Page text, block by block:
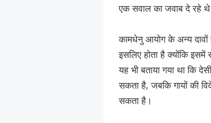
एक सवाल का जवाब दे रहे
कामधेनु आयोग के अन्य दावों
इसलिए होता है क्योंकि
यह भी बताया गया था कि
सकता है, जबकि गायों की
सकता है।